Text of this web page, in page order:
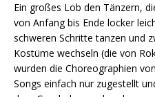
Ein großes Lob den Tänzern,
von Anfang bis Ende locker
schweren Schritte tanzen und
Kostüme wechseln (die von
wurden die Choreographien
Songs einfach nur zugestellt